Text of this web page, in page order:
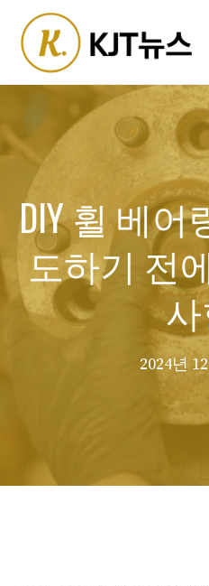
content
DIY 휠 베
도하기 전
2024년